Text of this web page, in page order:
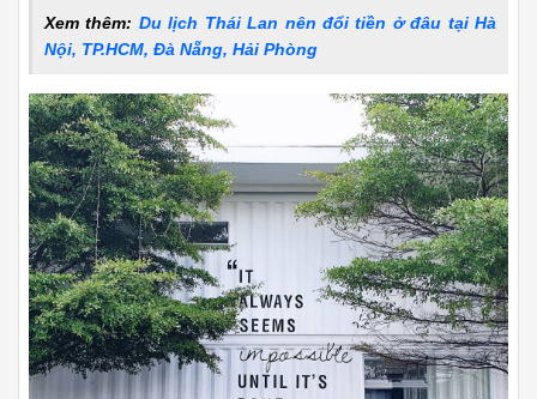
Xem thêm: Du lịch Thái Lan nên đổi tiền ở đâu tại Hà
Nội, TP.HCM, Đà Nẵng, Hải Phòng